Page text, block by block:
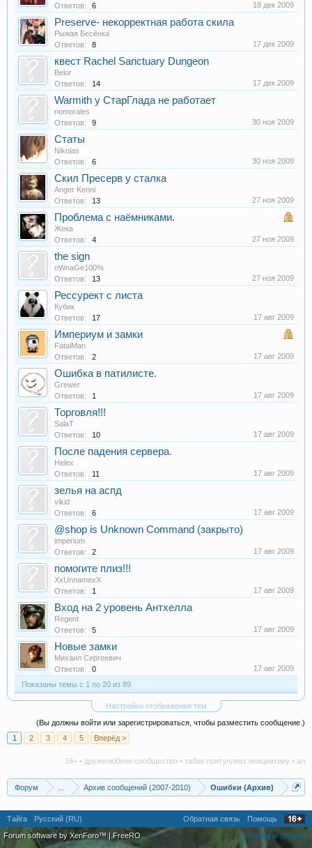
Ответов:
6 18 дек 2009
Preserve- некорректная работа скила
Рыжая Бесёнка
Ответов:
8 17 дек 2009
квест Rachel Sanctuary Dungeon
Belor
Ответов:
14 17 дек 2009
Warmith у СтарГлада не работает
nomorales
Ответов:
9 30 ноя 2009
Статы
Nikolas
Ответов:
6 30 ноя 2009
Скил Пресерв у сталка
Anger Kenni
Ответов:
13 27 ноя 2009
Проблема с наёмниками.
Жека
Ответов:
4 27 ноя 2009
the sign
oWnaGe100%
Ответов:
13 27 ноя 2009
Рессурект с листа
Кубик
Ответов:
17 17 авг 2009
Империум и замки
FatalMan
Ответов:
2 17 авг 2009
Ошибка в патилисте.
Grewer
Ответов:
1 17 авг 2009
Торговля!!!
SalaT
Ответов:
10 17 авг 2009
После падения сервера.
Helex
Ответов:
11 17 авг 2009
зелья на аспд
vikid
Ответов:
6 17 авг 2009
@shop is Unknown Command (закрыто)
imperium
Ответов:
2 17 авг 2009
помогите плиз!!!
XxUnnamexX
Ответов:
1 17 авг 2009
Вход на 2 уровень Антхелла
Regent
Ответов:
5 17 авг 2009
Новые замки
Михаил Сергеевич
Ответов:
0
17 авг 2009
Показаны темы с 1 по 20 из 89
Настройки отображения тем
(Вы должны войти или зарегистрироваться, чтобы разместить сообщение.)
1
2 3 4 5 Вперёд >
16+ • дружелюбное сообщество • табак притупляет инициативу •
Форум Архив сообщений (2007-2010) Ошибки (Архив)
Тайга Русский (RU) Обратная связь
Помощь
Условия и правила
Forum software by XenForo™ |FreeRO